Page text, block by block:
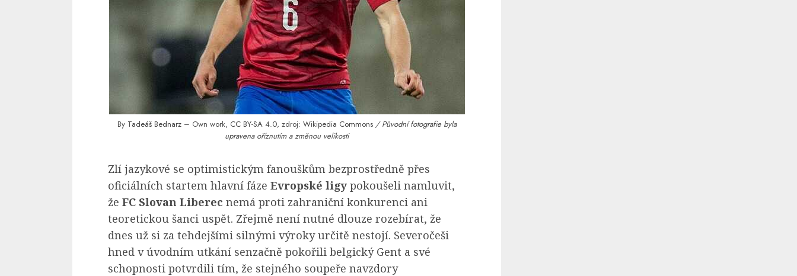
By Tadeáš Bednarz– Own work, CC BY-SA 4.0, zdroj: Wikipedia Commons / Původní fotografie byla
upravena oříznutím a změnou velikosti
Zlí jazykové se optimistickým fanouškům bezprostředně přes
oficiálních startem hlavní fáze Evropské ligy pokoušeli namluvit,
že FC Slovan Liberec nemá proti zahraniční konkurenci ani
teoretickou šanci uspět. Zřejmě není nutné dlouze rozebírat, že
dnes už si za tehdejšími silnými výroky určitě nestojí. Severočeši
hned v úvodním utkání senzačně pokořili belgický Gent a své
schopnosti potvrdili tím, že stejného soupeře navzdory